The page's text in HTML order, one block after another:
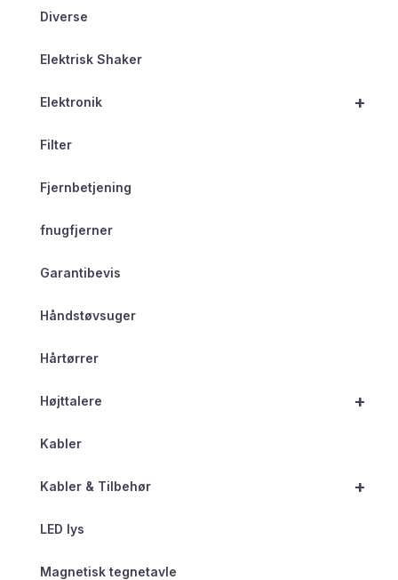
Diverse
Elektrisk Shaker
+
Elektronik
Filter
Fjernbetjening
fnugfjerner
Garantibevis
Håndstøvsuger
Hårtørrer
+
Højttalere
Kabler
+
Kabler & Tilbehør
LED lys
Magnetisk tegnetavle